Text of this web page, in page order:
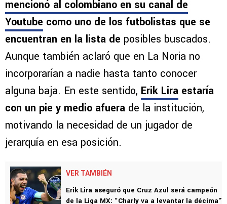
mencionó al colombiano en su canal de
Youtube como uno de los futbolistas que se
encuentran en la lista de posibles buscados.
Aunque también aclaró que en La Noria no
incorporarían a nadie hasta tanto conocer
alguna baja. En este sentido, Erik Lira estaría
con un pie y medio afuera de la institución,
motivando la necesidad de un jugador de
jerarquía en esa posición.
VER TAMBIÉN
Erik Lira aseguró que Cruz Azul será campeón
de la Liga MX: “Charly va a levantar la décima”